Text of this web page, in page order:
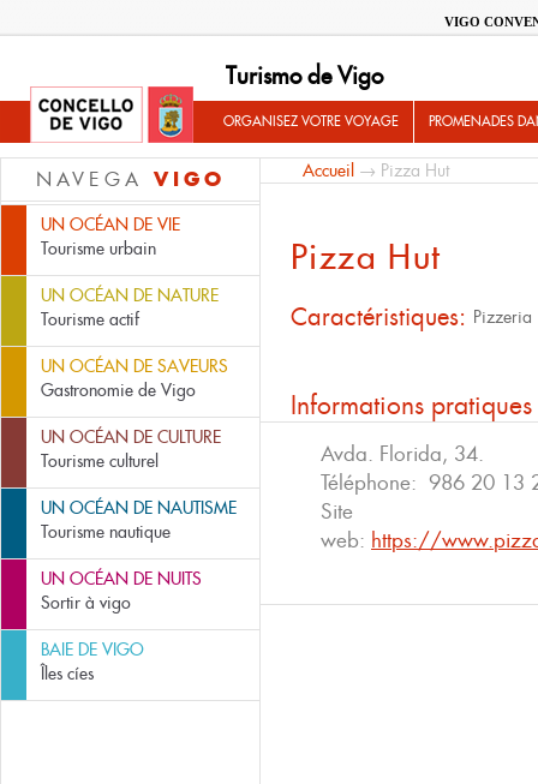
VIGO
Turismo de Vigo
ORGANISEZ VOTRE VOYAGE PROMENADES
NAVEGA VIGO
UN OCÉAN DE VIE
Tourisme urbain
UN OCÉAN DE NATURE
Tourisme actif
UN OCÉAN DE SAVEURS
Gastronomie de Vigo
UN OCÉAN DE CULTURE
Tourisme culturel
UN OCÉAN DE NAUTISME
Tourisme nautique
UN OCÉAN DE NUITS
Sortir à vigo
BAIE DE VIGO
Îles cíes
Accueil → Pizza Hut
Pizza Hut
Caractéristiques: Pizzeria
Informations pratiques
Avda. Florida, 34.
Téléphone: 986 20 13
Site
web: https://